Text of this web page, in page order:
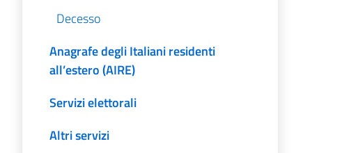
Decesso
Anagrafe degli Italiani residenti
all’estero (AIRE)
Servizi elettorali
Altri servizi